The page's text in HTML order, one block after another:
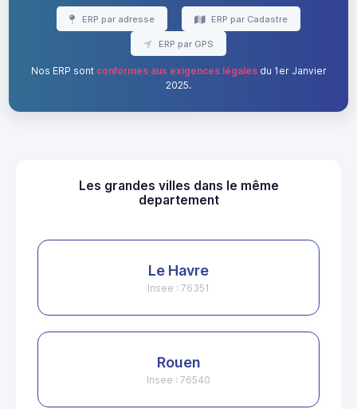
ERP par adresse ERP par Cadastre
ERP par GPS
Nos ERP sont conformes aux exigences légalesdu 1er Janvier
2025.
Les grandes villes dans le même
departement
Le Havre
Insee : 76351
Rouen
Insee : 76540